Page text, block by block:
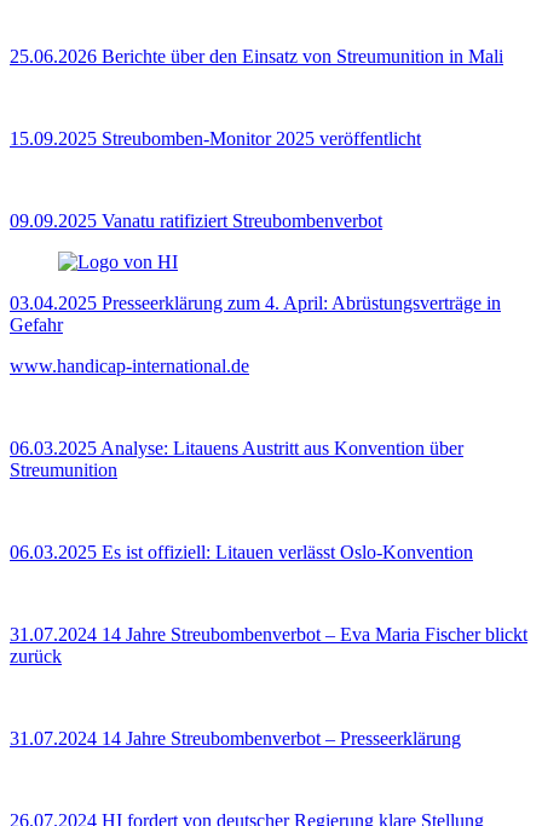
25.06.2026 Berichte über den Einsatz von Streumunition in Mali
15.09.2025 Streubomben-Monitor 2025 veröffentlicht
09.09.2025 Vanatu ratifiziert Streubombenverbot
03.04.2025 Presseerklärung zum 4. April: Abrüstungsverträge in
Gefahr
www.handicap-international.de
06.03.2025Analyse: Litauens Austritt aus Konvention über
Streumunition
06.03.2025 Es ist offiziell: Litauen verlässt Oslo-Konvention
31.07.2024 14 Jahre Streubombenverbot – Eva Maria Fischer blickt
zurück
31.07.2024 14 Jahre Streubombenverbot – Presseerklärung
26.07.2024 HI fordert von deutscher Regierung klare Stellung